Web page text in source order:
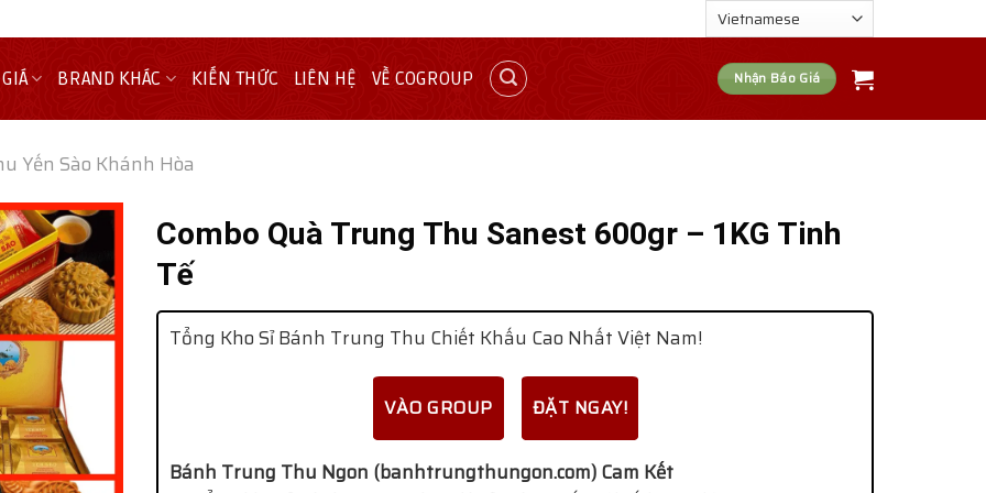
BRAND KHÁC KIẾN THỨC LIÊN HỆ VỀ COGROUP Nhận Báo Giá
Yến Sào Khánh Hòa
Combo Quà Trung Thu Sanest 600gr – 1KG Tinh
Tế
Tổng Kho Sỉ Bánh Trung Thu Chiết Khấu Cao Nhất Việt Nam!
VÀO GROUP ĐẶT NGAY!
Bánh Trung Thu Ngon (banhtrungthungon.com) Cam Kết